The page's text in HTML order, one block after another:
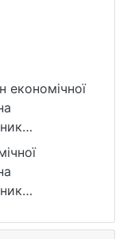
(9(186)),
2016. №